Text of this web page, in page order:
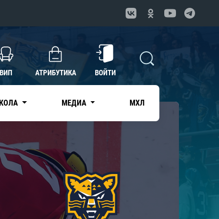
ВИП АТРИБУТИКА ВОЙТИ
МЕДИА МХЛ